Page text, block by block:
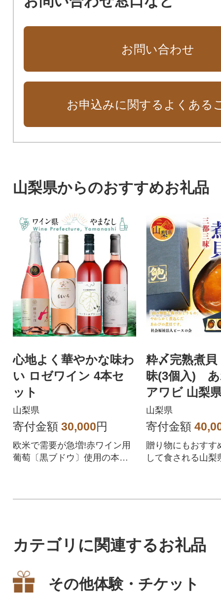
お問い合わせ
お申込みに関するよくある
山梨県からのおすすめお礼品
心地よく華やかな味わ
い ロゼワイン 4本セ
ット
山梨県
寄付金額 30,000円
欧米で需要が急増!赤ワイン用
葡萄〔黒ブドウ〕使用の本格
粋〆完熟煮
昧(3個入)
アワビ 山梨
ギフト 縁起
山梨県
寄付金額
贈り物にもおすす
して食される山梨
カテゴリに関連するお礼品
その他体験・チケット